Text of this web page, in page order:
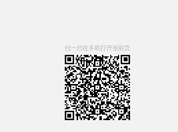
扫一扫在手机打开当前页